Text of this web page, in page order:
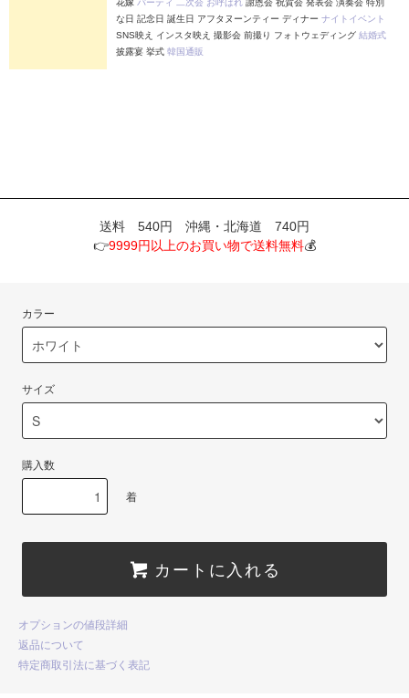
花嫁 パーティ 二次会 お呼ばれ 謝恩会 祝賀会 発表会 演奏会 特別
な日 記念日 誕生日 アフタヌーンティー ディナー ナイトイベント
SNS映え インスタ映え 撮影会 前撮り フォトウェディング 結婚式
披露宴 挙式 韓国通販
送料 540円 沖縄・北海道 740円
👉9999円以上のお買い物で送料無料💰
カラー
サイズ
購入数
着
カートに入れる
オプションの値段詳細
返品について
特定商取引法に基づく表記